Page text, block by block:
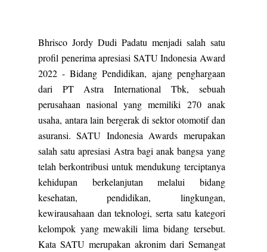
Bhrisco Jordy Dudi Padatu menjadi salah satu
profil penerima apresiasi SATU Indonesia Award
2022 - Bidang Pendidikan, ajang penghargaan
dari PT Astra International Tbk, sebuah
perusahaan nasional yang memiliki 270 anak
usaha, antara lain bergerak di sektor otomotif dan
asuransi. SATU Indonesia Awards merupakan
salah satu apresiasi Astra bagi anak bangsa yang
telah berkontribusi untuk mendukung terciptanya
kehidupan berkelanjutan melalui bidang
kesehatan, pendidikan, lingkungan,
kewirausahaan dan teknologi, serta satu kategori
kelompok yang mewakili lima bidang tersebut.
Kata SATU merupakan akronim dari Semangat